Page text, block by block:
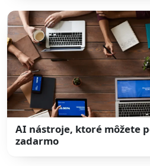
AI nástroje, ktoré môžete
zadarmo